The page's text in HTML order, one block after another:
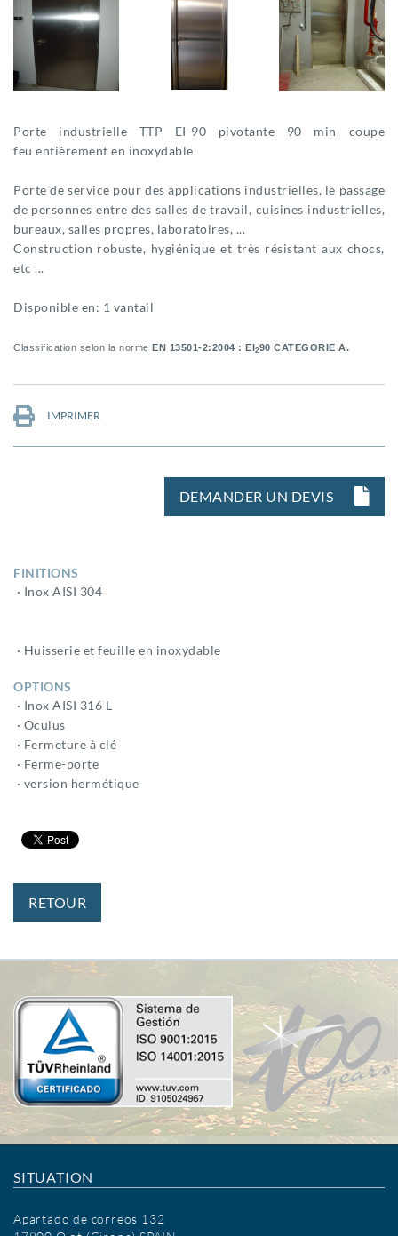
Porte industrielle TTP EI-90 pivotante 90 min coupe
feu entièrement en inoxydable.
Porte de service pour des applications industrielles, le passage
de personnes entre des salles de travail, cuisines industrielles,
bureaux, salles propres, laboratoires, ...
Construction robuste, hygiénique et très résistant aux chocs,
etc ...
Disponible en: 1 vantail
Classification selon la norme EN 13501-2:2004 : EI290 CATEGORIE A.
IMPRIMER
DEMANDER UN DEVIS
FINITIONS
· Inox AISI 304
· Huisserie et feuille en inoxydable
OPTIONS
· Inox AISI 316 L
· Oculus
· Fermeture à clé
· Ferme-porte
· version hermétique
RETOUR
SITUATION
Apartado de correos 132